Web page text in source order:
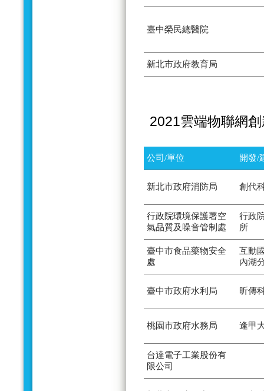
臺中榮民總醫院
新北市政府教育局
2021雲端物聯網
公司/單位 開發/
新北市政府消防局 創代
行政院環境保護署空
氣品質及噪音管制處
行政
所
臺中市食品藥物安全
處
互動
內湖
臺中市政府水利局 昕傳
桃園市政府水務局 逢甲
台達電子工業股份有
限公司